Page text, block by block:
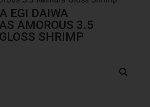
EGI DAIWA
AMOROUS 3.5
SHRIMP